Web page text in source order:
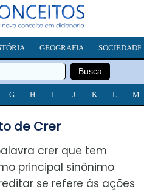
GEOGRAFIA SOCIEDADE
G H I J K L M
de Crer
crer que tem
principal sinônimo
se refere às ações